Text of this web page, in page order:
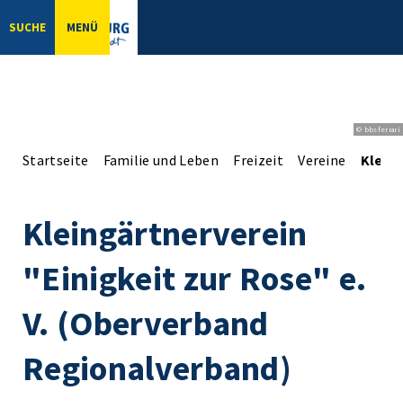
SUCHE MENÜ
© bbsferrari
Startseite Familie und Leben Freizeit Vereine
Kleingärtnerverein
"Einigkeit zur Rose" e.
V. (Oberverband
Regionalverband)